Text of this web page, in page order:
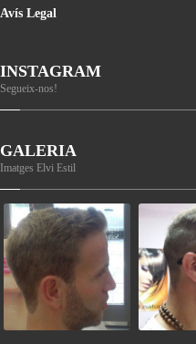
Avís Legal
INSTAGRAM
Segueix-nos!
GALERIA
Imatges Elvi Estil